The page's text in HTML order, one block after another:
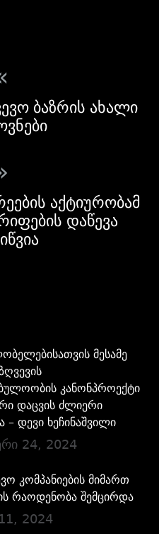
ბაზრის ახალი
აქტიურობამ
დაწევა
მესამე
კანონპროექტი
დაცვის ძლიერი
– დევი ხეჩინაშვილი
24, 2024
კომპანიების მიმართ
რაოდენობა შემცირდა
2024